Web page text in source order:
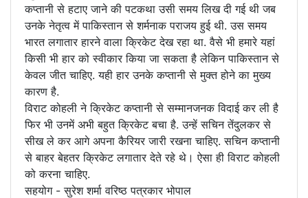
कप्तानी से हटाए जाने की पटकथा उसी समय लिख दी गई थी जब
उनके नेतृत्व में पाकिस्तान से शर्मनाक पराजय हुई थी. उस समय
भारत लगातार हारने वाला क्रिकेट देख रहा था. वैसे भी हमारे यहां
किसी भी हार को स्वीकार किया जा सकता है लेकिन पाकिस्तान से
केवल जीत चाहिए. यही हार उनके कप्तानी से मुक्त होने का मुख्य
कारण है.
विराट कोहली ने क्रिकेट कप्तानी से सम्मानजनक विदाई कर ली है
फिर भी उनमें अभी बहुत क्रिकेट बचा है. उन्हें सचिन तेंदुलकर से
सीख ले कर आगे अपना कैरियर जारी रखना चाहिए. सचिन कप्तानी
से बाहर बेहतर क्रिकेट लगातार देते रहे थे। ऐसा ही विराट कोहली
को करना चाहिए.
सहयोग - सुरेश शर्मा वरिष्ठ पत्रकार भोपाल